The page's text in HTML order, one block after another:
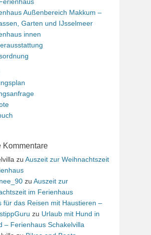
Außenbereich Makkum –
Garten und IJsselmeer
innen
Kommentare
zu Auszeit zur Weihnachtszeit
zu Auszeit zur
im Ferienhaus
für das Reisen mit Haustieren –
zu Urlaub mit Hund in
– Ferienhaus Schakelvilla